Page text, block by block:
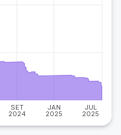
SET
2024
JAN
2025
JUL
2025